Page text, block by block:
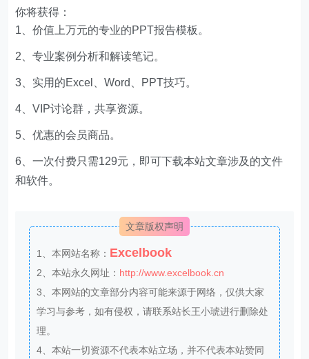
你将获得：
1、价值上万元的专业的PPT报告模板。
2、专业案例分析和解读笔记。
3、实用的Excel、Word、PPT技巧。
4、VIP讨论群，共享资源。
5、优惠的会员商品。
6、一次付费只需129元，即可下载本站文章涉及的文件
和软件。
文章版权声明
1、本网站名称： Excelbook
2、本站永久网址： http://www.excelbook.cn
3、本网站的文章部分内容可能来源于网络，仅供大家
学习与参考，如有侵权，请联系站长王小琥进行删除处
理。
4、本站一切资源不代表本站立场，并不代表本站赞同